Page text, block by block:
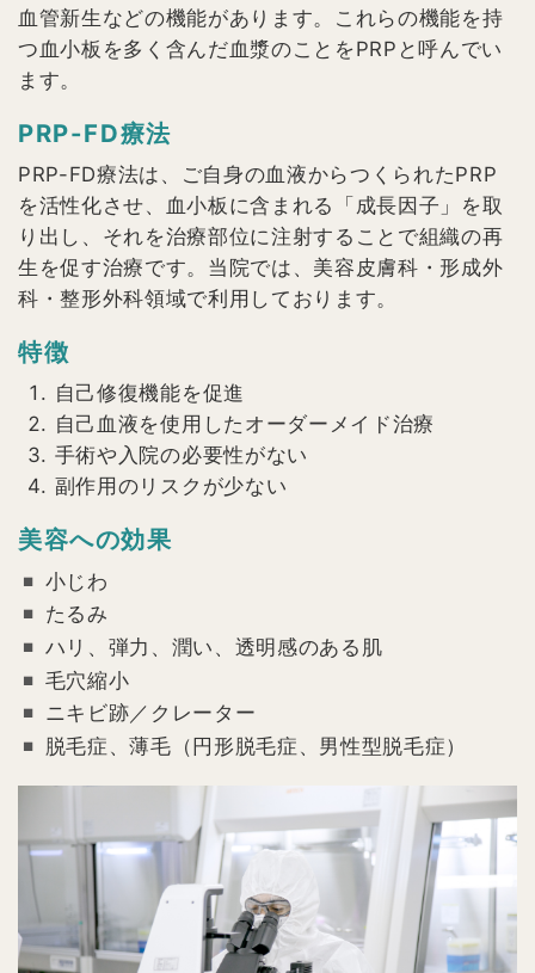
血管新生などの機能があります。これらの機能を持
つ血小板を多く含んだ血漿のことをPRPと呼んでい
ます。
PRP-FD療法
PRP-FD療法は、ご自身の血液からつくられたPRP
を活性化させ、血小板に含まれる「成長因子」を取
り出し、それを治療部位に注射することで組織の再
生を促す治療です。当院では、美容皮膚科・形成外
科・整形外科領域で利用しております。
特徴
自己修復機能を促進
自己血液を使用したオーダーメイド治療
手術や入院の必要性がない
副作用のリスクが少ない
美容への効果
小じわ
たるみ
ハリ、弾力、潤い、透明感のある肌
毛穴縮小
ニキビ跡／クレーター
脱毛症、薄毛（円形脱毛症、男性型脱毛症）